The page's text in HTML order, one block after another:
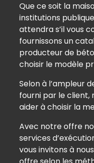
Béton
Mantes
Béton
(78410)
Béton
Béton
(78930)
Béton
Béton
Béton
Béton
Que ce soit la
institutions
attendra s’il vous
fournissons un
producteur de
choisir le modèle
Selon à l’ampleur
fourni par le client,
aider à choisir la
Avec notre offre
services
vous invitons à